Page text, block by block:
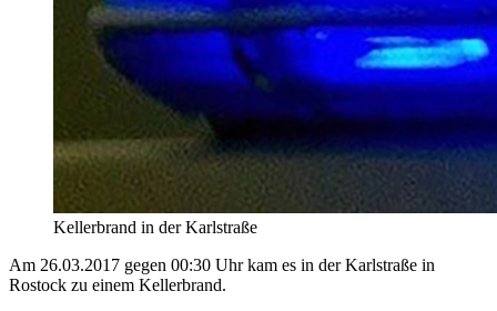
Kellerbrand in der Karlstraße
Am 26.03.2017 gegen 00:30 Uhr kam es in der Karlstraße in
Rostock zu einem Kellerbrand.